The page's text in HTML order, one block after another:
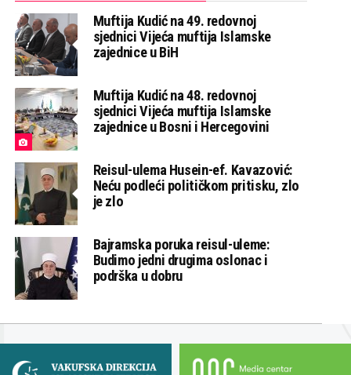
Muftija Kudić na 49. redovnoj
sjednici Vijeća muftija Islamske
zajednice u BiH
Muftija Kudić na 48. redovnoj
sjednici Vijeća muftija Islamske
zajednice u Bosni i Hercegovini
Reisul-ulema Husein-ef. Kavazović:
Neću podleći političkom pritisku, zlo
je zlo
Bajramska poruka reisul-uleme:
Budimo jedni drugima oslonac i
podrška u dobru